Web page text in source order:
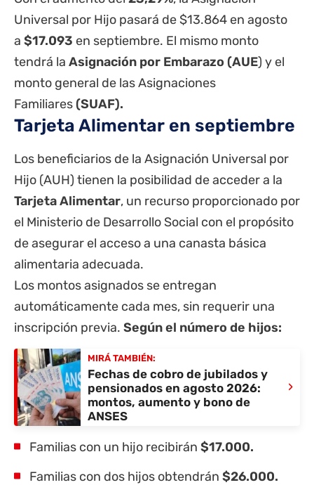
Universal por Hijo pasará de $13.864 en agosto
a $17.093 en septiembre. El mismo monto
tendrá la Asignación por Embarazo (AUE) y el
monto general de las Asignaciones
Familiares(SUAF).
Tarjeta Alimentar en septiembre
Los beneficiarios de la Asignación Universal por
Hijo (AUH) tienen la posibilidad de acceder a la
Tarjeta Alimentar, un recurso proporcionado por
el Ministerio de Desarrollo Social con el propósito
de asegurar el acceso a una canasta básica
alimentaria adecuada.
Los montos asignados se entregan
automáticamente cada mes, sin requerir una
inscripción previa. Según el número de hijos:
MIRÁ TAMBIÉN:
Fechas de cobro de jubilados y
pensionados en agosto 2026:
montos, aumento y bono de
ANSES
›
Familias con un hijo recibirán $17.000.
Familias con dos hijos obtendrán $26.000.